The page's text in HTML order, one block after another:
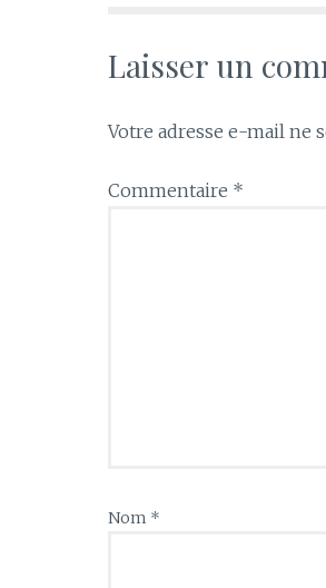
Laisser un
Votre adresse e-mail ne
Commentaire *
Nom *